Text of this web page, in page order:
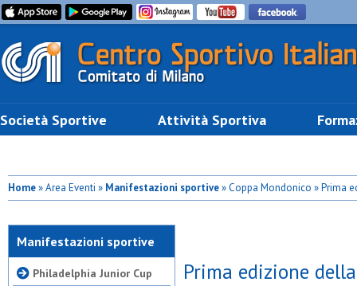
Società Sportive Attività Sportiva
Home» Area Eventi » Manifestazioni sportive» Coppa Mondonico » Prima
Manifestazioni sportive
Philadelphia Junior Cup
Prima edizione